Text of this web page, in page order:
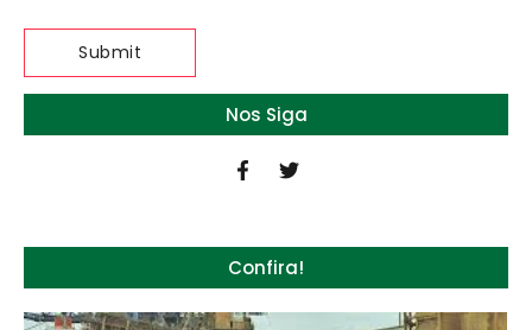
Nos Siga
Confira!